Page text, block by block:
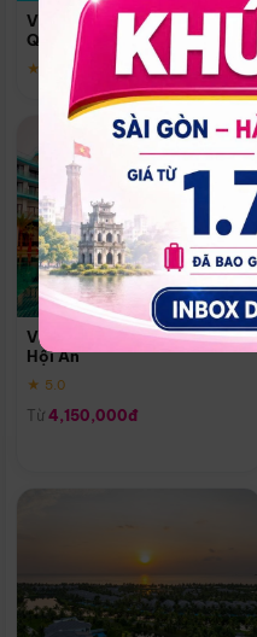
Vinpearl Resort & Spa Phu
Quoc
★ 5.0
Vinpearl Resort & Golf Nam
Hội An
★ 5.0
Từ 4,150,000đ